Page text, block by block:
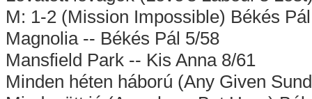
M: 1-2 (Mission Impossible) Békés
Magnolia -- Békés Pál 5/58
Mansfield Park -- Kis Anna 8/61
Minden héten háború (Any Given